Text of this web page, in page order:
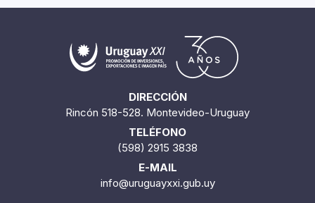
DIRECCIÓN
Rincón 518-528. Montevideo-Uruguay
TELÉFONO
(598) 2915 3838
E-MAIL
info@uruguayxxi.gub.uy